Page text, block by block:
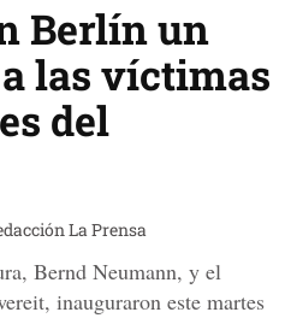
Berlín un
las víctimas
del
La Prensa
Bernd Neumann, y el
inauguraron este martes